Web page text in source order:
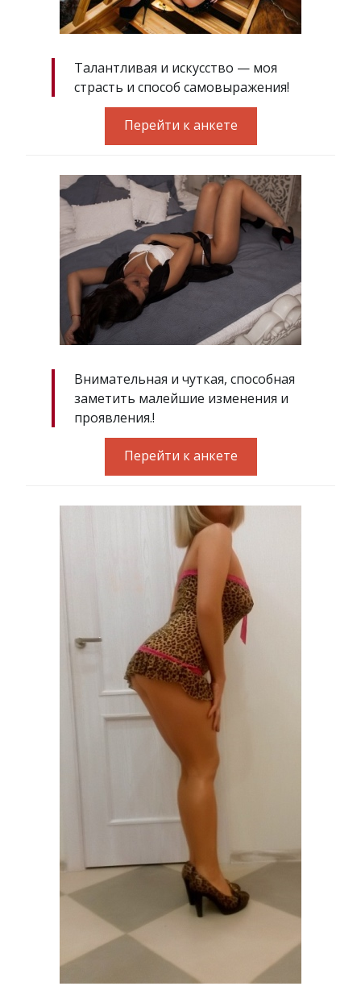
Талантливая и искусство — моя
страсть и способ самовыражения!
Перейти к анкете
Внимательная и чуткая, способная
заметить малейшие изменения и
проявления.!
Перейти к анкете